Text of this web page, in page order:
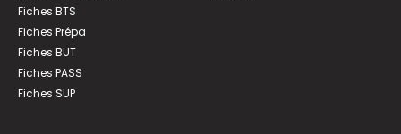
Fiches BTS
Fiches Prépa
Fiches BUT
Fiches PASS
Fiches SUP